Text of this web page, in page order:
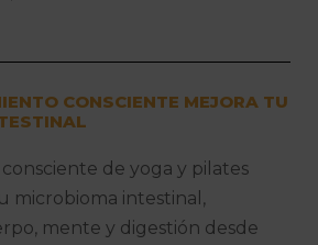
CONSCIENTE MEJORA TU
de yoga y pilates
microbioma intestinal,
mente y digestión desde